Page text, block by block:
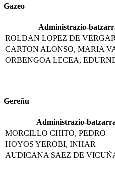
Gazeo
Administrazio-
ROLDAN LOPEZ DE
CARTON ALONSO, MARIA
ORBENGOA LECEA,
Gereñu
Administrazio-
MORCILLO CHITO, PEDRO
HOYOS YEROBI, INHAR
AUDICANA SAEZ DE